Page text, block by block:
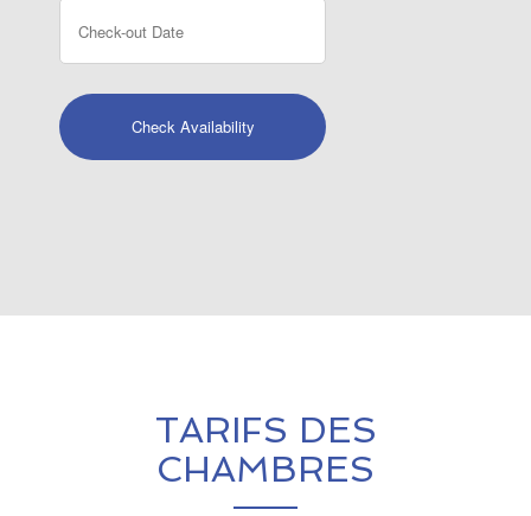
TARIFS DES
CHAMBRES